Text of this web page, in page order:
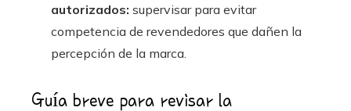
autorizados: supervisar para evitar
competencia de revendedores que dañen la
percepción de la marca.
Guía breve para revisar la